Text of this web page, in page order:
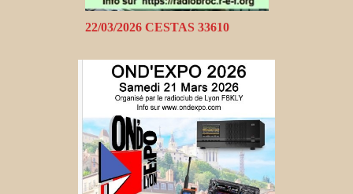
22/03/2026 CESTAS 33610